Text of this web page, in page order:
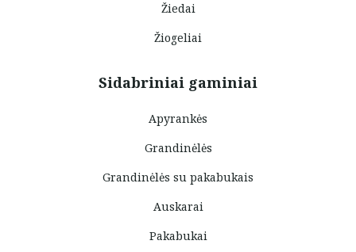
Žiedai
Žiogeliai
Sidabriniai gaminiai
Apyrankės
Grandinėlės
Grandinėlės su pakabukais
Auskarai
Pakabukai